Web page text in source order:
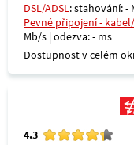
DSL/ADSL: stahování: -
Pevné připojení -
Mb/s | odezva: - ms
Dostupnost v celém
4.3